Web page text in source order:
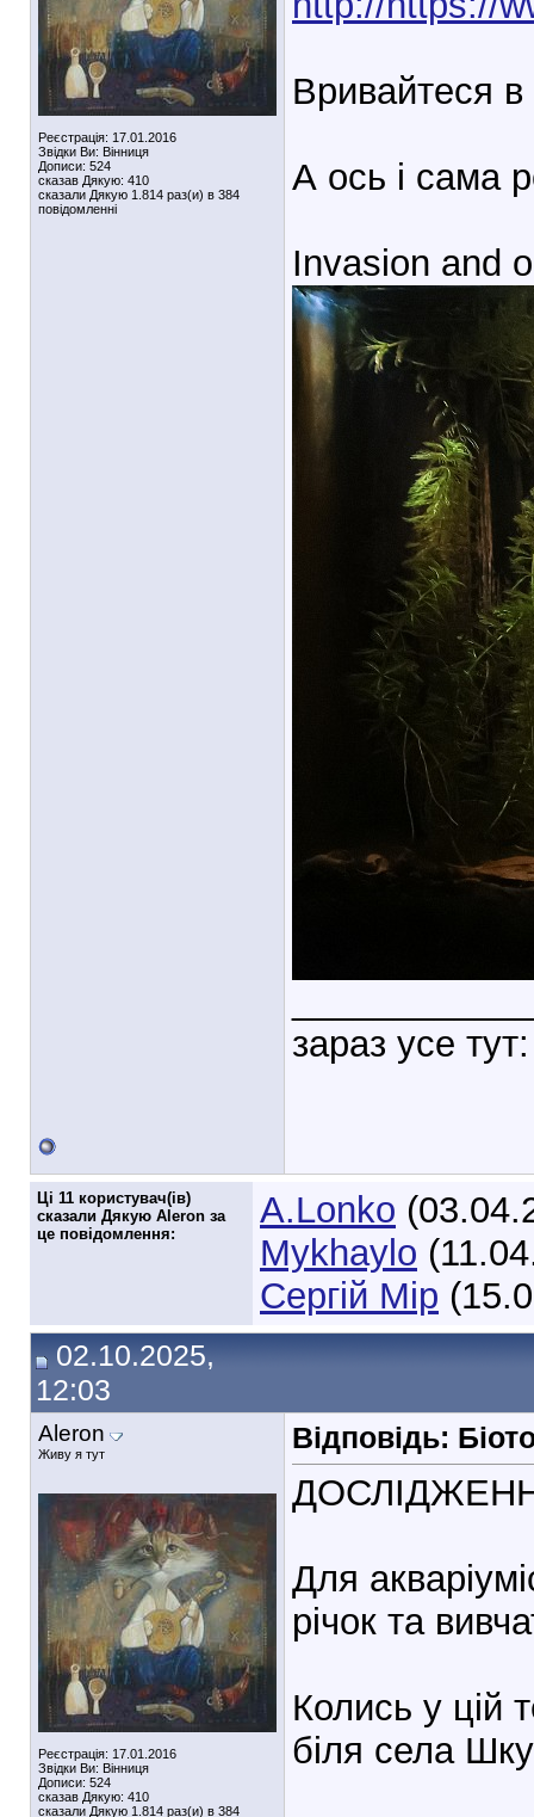
Реєстрація: 17.01.2016
Звідки Ви: Вінниця
Дописи: 524
сказав Дякую: 410
сказали Дякую 1.814 раз(и) в 384
повідомленні
Вривайтеся
А ось і сама
Invasion and
зараз усе
Ці 11 користувач(ів)
сказали Дякую Aleron за
це повідомлення:
A.Lonko
Mykhaylo
Сергій Мір
02.10.2025,
12:03
Aleron
Живу я тут
Реєстрація: 17.01.2016
Звідки Ви: Вінниця
Дописи: 524
сказав Дякую: 410
сказали Дякую 1.814 раз(и) в 384
Відповідь:
Для
річок та
Колись у цій
біля села